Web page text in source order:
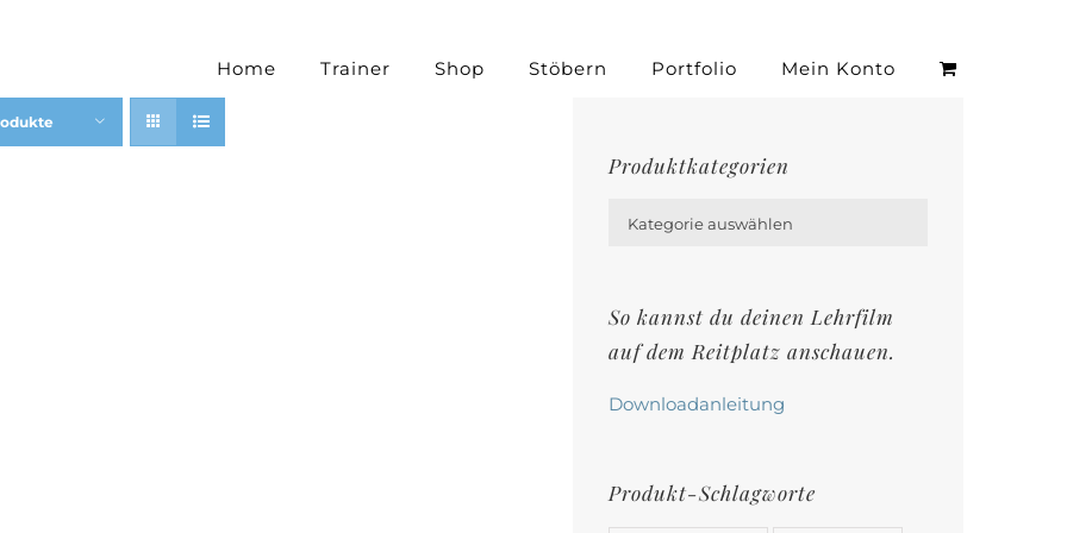
Home Trainer Shop Stöbern Portfolio Mein Konto
Produktkategorien
Kategorie auswählen
So kannst du deinen Lehrfilm
auf dem Reitplatz anschauen.
Downloadanleitung
Produkt-Schlagworte